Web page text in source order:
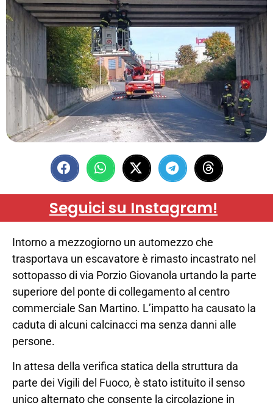
Seguici su Instagram!
Intorno a mezzogiorno un automezzo che
trasportava un escavatore è rimasto incastrato nel
sottopasso di via Porzio Giovanola urtando la parte
superiore del ponte di collegamento al centro
commerciale San Martino. L’impatto ha causato la
caduta di alcuni calcinacci ma senza danni alle
persone.
In attesa della verifica statica della struttura da
parte dei Vigili del Fuoco, è stato istituito il senso
unico alternato che consente la circolazione in